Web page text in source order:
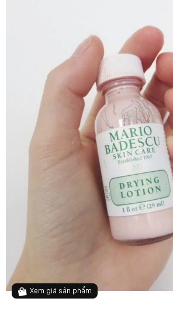
Xem giá sản phẩm